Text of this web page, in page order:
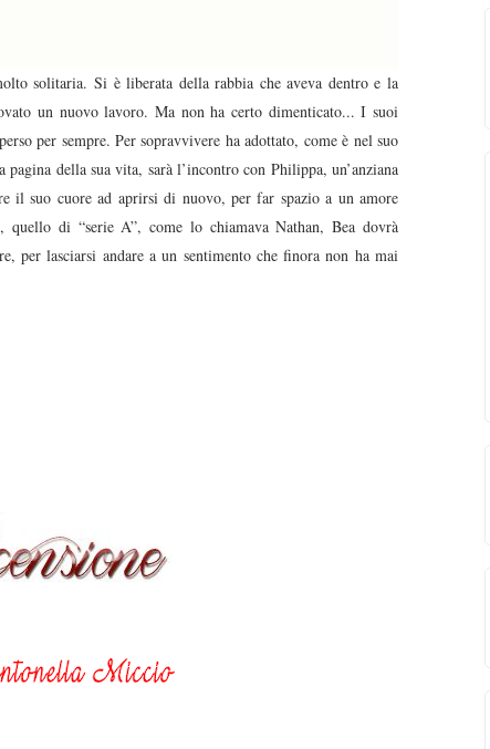
solitaria. Si è liberata della rabbia che aveva dentro e la
un nuovo lavoro. Ma non ha certo dimenticato... I suoi
per sempre. Per sopravvivere ha adottato, come è nel suo
della sua vita, sarà l’incontro con Philippa, un’anziana
il suo cuore ad aprirsi di nuovo, per far spazio a un amore
quello di “serie A”, come lo chiamava Nathan, Bea dovrà
per lasciarsi andare a un sentimento che finora non ha mai